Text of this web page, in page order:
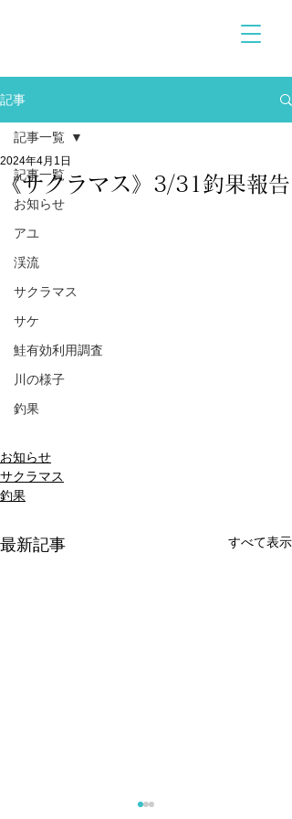
記事
記事一覧
お知らせ
アユ
渓流
サクラマス
サケ
鮭有効利用調査
川の様子
釣果
記事一覧
《サクラマス》3/31釣果報告
2024年4月1日
お知らせ
サクラマス
釣果
最新記事 すべて表示